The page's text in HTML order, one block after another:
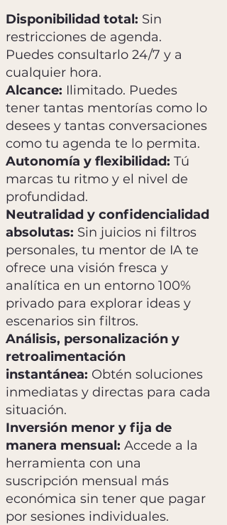
Disponibilidad total: Sin
restricciones de agenda.
Puedes consultarlo 24/7 y a
cualquier hora.
Alcance: Ilimitado. Puedes
tener tantas mentorías como lo
desees y tantas conversaciones
como tu agenda te lo permita.
Autonomía y flexibilidad: Tú
marcas tu ritmo y el nivel de
profundidad.
Neutralidad y confidencialidad
absolutas: Sin juicios ni filtros
personales, tu mentor de IA te
ofrece una visión fresca y
analítica en un entorno 100%
privado para explorar ideas y
escenarios sin filtros.
Análisis, personalización y
retroalimentación
instantánea: Obtén soluciones
inmediatas y directas para cada
situación.
Inversión menor y fija de
manera mensual: Accede a la
herramienta con una
suscripción mensual más
económica sin tener que pagar
por sesiones individuales.